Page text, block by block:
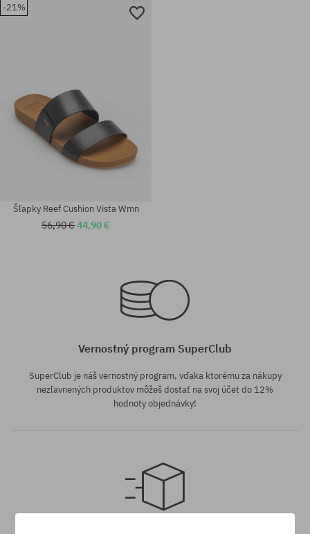
36
-21%
Dostupné veľkosti:
Šľapky Reef Cushion Vista Wmn
56,90 €44,90 €
Vernostný program SuperClub
SuperClub je náš vernostný program, vďaka ktorému za nákupy
nezľavnených produktov môžeš dostať na svoj účet do 12%
hodnoty objednávky!